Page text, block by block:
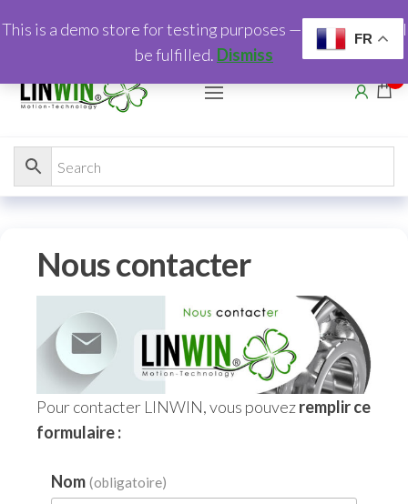
Nous contacter
Pour contacter LINWIN, vous pouvezremplir ce
formulaire :
Nom (obligatoire)
FR
This is a demo store for testing purposes — no orders shall
be fulfilled. Dismiss